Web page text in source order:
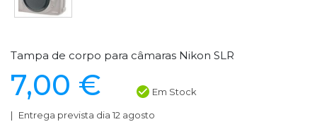
Tampa de corpo para câmaras Nikon SLR
7,00 € Em Stock
Entrega prevista dia 12 agosto